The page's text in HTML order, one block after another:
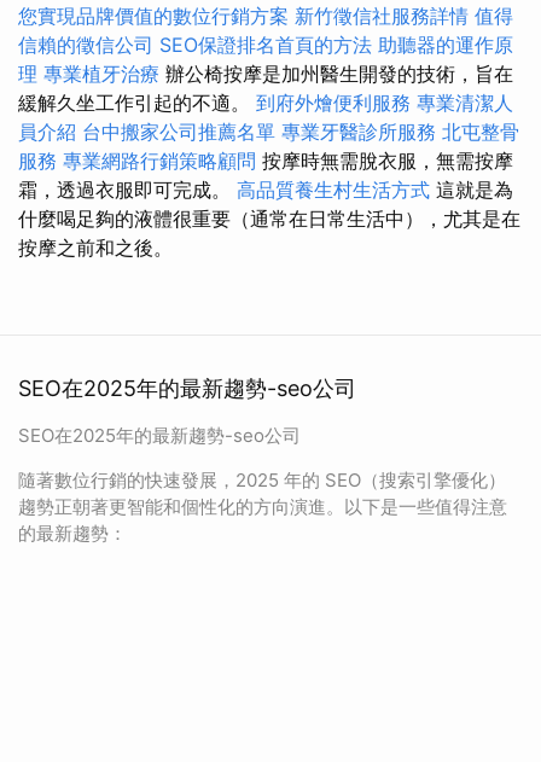
您實現品牌價值的數位行銷方案 新竹徵信社服務詳情 值得
信賴的徵信公司 SEO保證排名首頁的方法 助聽器的運作原
理 專業植牙治療 辦公椅按摩是加州醫生開發的技術，旨在
緩解久坐工作引起的不適。 到府外燴便利服務 專業清潔人
員介紹 台中搬家公司推薦名單 專業牙醫診所服務 北屯整骨
服務 專業網路行銷策略顧問 按摩時無需脫衣服，無需按摩
霜，透過衣服即可完成。 高品質養生村生活方式 這就是為
什麼喝足夠的液體很重要（通常在日常生活中），尤其是在
按摩之前和之後。
SEO在2025年的最新趨勢-seo公司
SEO在2025年的最新趨勢-seo公司
隨著數位行銷的快速發展，2025 年的 SEO（搜索引擎優化）
趨勢正朝著更智能和個性化的方向演進。以下是一些值得注意
的最新趨勢：